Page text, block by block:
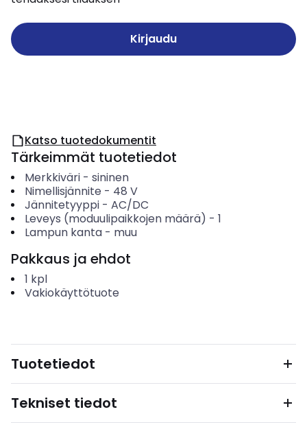
Kirjaudu
Katso tuotedokumentit
Tärkeimmät tuotetiedot
Merkkiväri- sininen
Nimellisjännite - 48 V
Jännitetyyppi- AC/DC
Leveys (moduulipaikkojen määrä) - 1
Lampun kanta- muu
Pakkaus ja ehdot
1 kpl
Vakiokäyttötuote
Tuotetiedot
Tekniset tiedot